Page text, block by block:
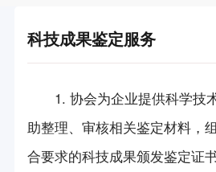
协会章程
组织架构
会议公告
活动公告
培训公告
其他公告
新闻动态
协会动态
行业资讯
会员之家
服务手册
品牌活动
科技成果鉴定服务
1. 协会为企业提供科学技
助整理、审核相关鉴定材料，
合要求的科技成果颁发鉴定证